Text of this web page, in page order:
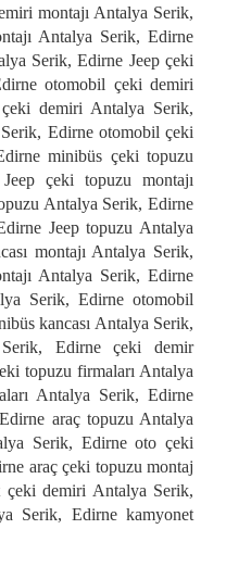
montajı Antalya Serik,
Antalya Serik, Edirne
Serik, Edirne Jeep çeki
otomobil çeki demiri
demiri Antalya Serik,
Edirne otomobil çeki
minibüs çeki topuzu
çeki topuzu montajı
Antalya Serik, Edirne
Jeep topuzu Antalya
montajı Antalya Serik,
Antalya Serik, Edirne
Serik, Edirne otomobil
kancası Antalya Serik,
Edirne çeki demir
topuzu firmaları Antalya
Antalya Serik, Edirne
araç topuzu Antalya
Serik, Edirne oto çeki
araç çeki topuzu montaj
çeki demiri Antalya Serik,
Serik, Edirne kamyonet